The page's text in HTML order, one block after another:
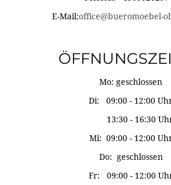
E-Mail:office@bueromoebel-
Mo: geschlossen
Di: 09:00 - 12:00
13:30 - 16:30
Mi: 09:00 - 12:00
Do: geschlossen
Fr: 09:00 - 12:00